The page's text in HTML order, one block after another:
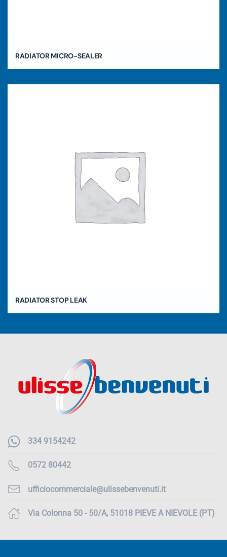
RADIATOR MICRO-SEALER
RADIATOR STOP LEAK
334 9154242
0572 80442
ufficiocommerciale@ulissebenvenuti.it
Via Colonna 50 - 50/A, 51018 PIEVE A NIEVOLE (PT)